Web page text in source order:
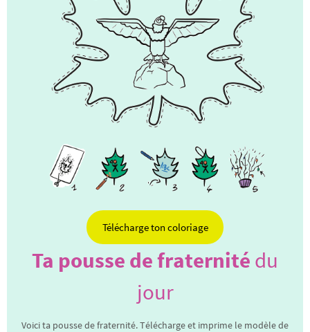
Télécharge ton coloriage
Ta pousse de fraternité du
jour
Voici ta pousse de fraternité. Télécharge et imprime le modèle de